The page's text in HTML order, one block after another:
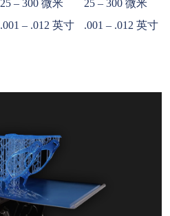
25 – 300 微米
.001 – .012 英寸
25 – 300 微米
.001 – .012 英寸